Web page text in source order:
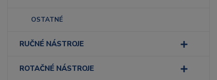
OSTATNÉ
RUČNÉ NÁSTROJE
ROTAČNÉ NÁSTROJE